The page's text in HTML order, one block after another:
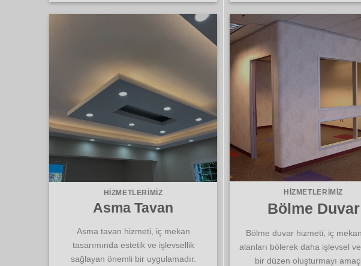
HIZMETLERIMIZ
Asma Tavan
Asma tavan hizmeti, iç mekan
tasarımında estetik ve işlevsellik
sağlayan önemli bir uygulamadır.
HIZMETLERIMIZ
Bölme Duvar
Bölme duvar hizmeti, iç
alanları bölerek daha işlevsel
bir düzen oluşturmayı